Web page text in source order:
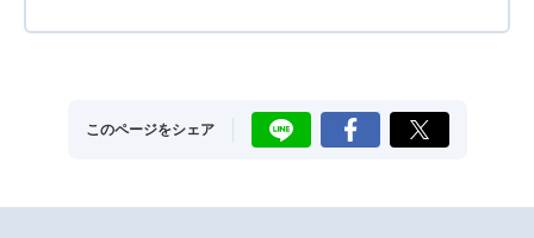
このページをシェア LINE Facebook X